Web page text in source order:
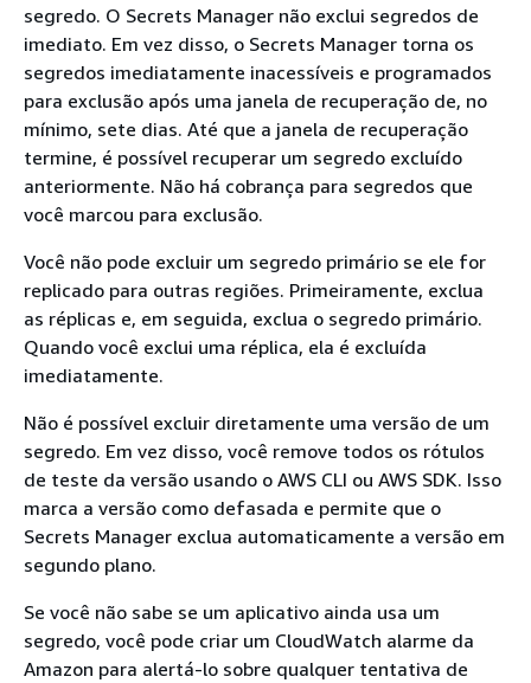
segredo. O Secrets Manager não exclui segredos de
imediato. Em vez disso, o Secrets Manager torna os
segredos imediatamente inacessíveis e programados
para exclusão após uma janela de recuperação de, no
mínimo, sete dias. Até que a janela de recuperação
termine, é possível recuperar um segredo excluído
anteriormente. Não há cobrança para segredos que
você marcou para exclusão.
Você não pode excluir um segredo primário se ele for
replicado para outras regiões. Primeiramente, exclua
as réplicas e, em seguida, exclua o segredo primário.
Quando você exclui uma réplica, ela é excluída
imediatamente.
Não é possível excluir diretamente uma versão de um
segredo. Em vez disso, você remove todos os rótulos
de teste da versão usando o AWS CLI ou AWS SDK. Isso
marca a versão como defasada e permite que o
Secrets Manager exclua automaticamente a versão em
segundo plano.
Se você não sabe se um aplicativo ainda usa um
segredo, você pode criar um CloudWatch alarme da
Amazon para alertá-lo sobre qualquer tentativa de